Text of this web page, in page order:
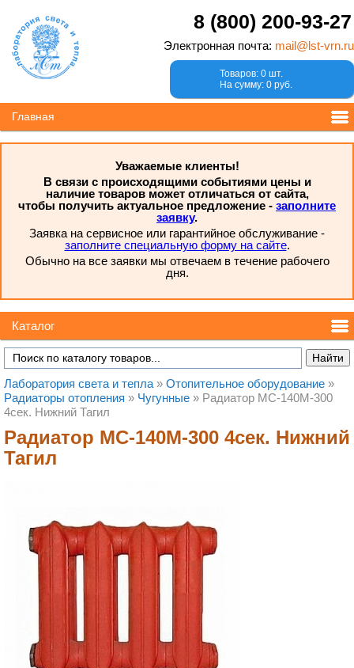
8 (800) 200-93-27
Электронная почта: mail@lst-vrn.ru
Товаров: 0 шт.
На сумму: 0 руб.
Главная
Уважаемые клиенты!
В связи с происходящими событиями цены и
наличие товаров может отличаться от сайта,
чтобы получить актуальное предложение - заполните
заявку.
Заявка на сервисное или гарантийное обслуживание -
заполните специальную форму на сайте.
Обычно на все заявки мы отвечаем в течение рабочего
дня.
Каталог
Лаборатория света и тепла » Отопительное оборудование »
Радиаторы отопления » Чугунные » Радиатор МС-140М-300
4сек. Нижний Тагил
Радиатор МС-140М-300 4сек. Нижний
Тагил